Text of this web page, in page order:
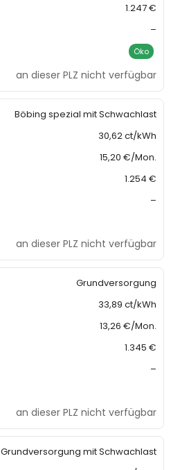
1.247 €
–
Öko
an dieser PLZ nicht verfügbar
Böbing spezial mit Schwachlast
30,62 ct/kWh
15,20 €/Mon.
1.254 €
–
an dieser PLZ nicht verfügbar
Grundversorgung
33,89 ct/kWh
13,26 €/Mon.
1.345 €
–
an dieser PLZ nicht verfügbar
Grundversorgung mit Schwachlast